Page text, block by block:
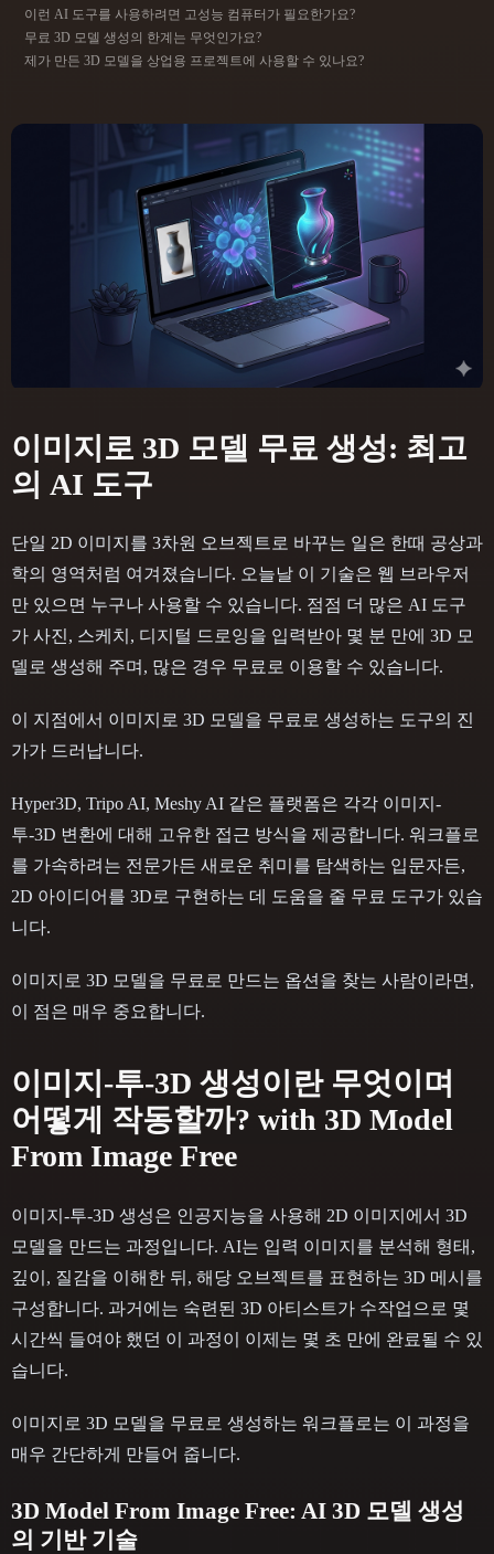
Abstract Anime Cartoon
Fantasy Flat Gothic
Minimalist Modern Organic Photorealistic
Realistic Retro Stylized
이런 AI 도구를 사용하려면 고성능 컴퓨터가 필요한가요?
무료 3D 모델 생성의 한계는 무엇인가요?
제가 만든 3D 모델을 상업용 프로젝트에 사용할 수 있나요?
이미지로 3D 모델 무료 생성: 최고
의 AI 도구
단일 2D 이미지를 3차원 오브젝트로 바꾸는 일은 한때 공상과
학의 영역처럼 여겨졌습니다. 오늘날 이 기술은 웹 브라우저
만 있으면 누구나 사용할 수 있습니다. 점점 더 많은 AI 도구
가 사진, 스케치, 디지털 드로잉을 입력받아 몇 분 만에 3D 모
델로 생성해 주며, 많은 경우 무료로 이용할 수 있습니다.
이 지점에서 이미지로 3D 모델을 무료로 생성하는 도구의 진
가가 드러납니다.
Hyper3D, Tripo AI, Meshy AI 같은 플랫폼은 각각 이미지-
투-3D 변환에 대해 고유한 접근 방식을 제공합니다. 워크플로
를 가속하려는 전문가든 새로운 취미를 탐색하는 입문자든,
2D 아이디어를 3D로 구현하는 데 도움을 줄 무료 도구가 있습
니다.
이미지로 3D 모델을 무료로 만드는 옵션을 찾는 사람이라면,
이 점은 매우 중요합니다.
이미지-투-3D 생성이란 무엇이며
어떻게 작동할까? with 3D Model
From Image Free
이미지-투-3D 생성은 인공지능을 사용해 2D 이미지에서 3D
모델을 만드는 과정입니다. AI는 입력 이미지를 분석해 형태,
깊이, 질감을 이해한 뒤, 해당 오브젝트를 표현하는 3D 메시를
구성합니다. 과거에는 숙련된 3D 아티스트가 수작업으로 몇
시간씩 들여야 했던 이 과정이 이제는 몇 초 만에 완료될 수 있
습니다.
이미지로 3D 모델을 무료로 생성하는 워크플로는 이 과정을
매우 간단하게 만들어 줍니다.
3D Model From Image Free: AI 3D 모델 생성
의 기반 기술